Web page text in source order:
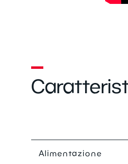
Alimentazione